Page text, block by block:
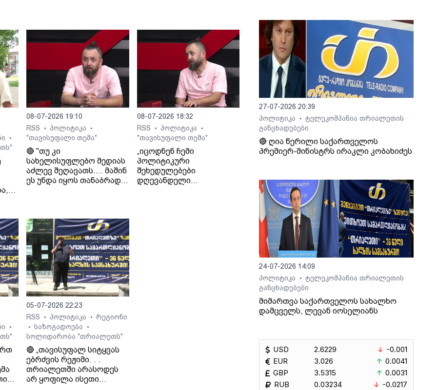
საქართველოს, ამერიკის, უკრაინისა და
ევროკავშირის დროშები. ადგილზე
მობილიზებულია პოლიცია.
•
08-07-2026 19:10
RSS
• პოლიტიკა •
"თავისუფალი თემა"
🔴 "თუ კი
სახელისუფლებო მედიას
აძლევ შეღავათს.... მაშინ
ეს უნდა იყოს თანაბრად
08-07-2026 18:32
RSS
• პოლიტიკა •
"თავისუფალი თემა"
„იცოდნენ ჩემი
პოლიტიკური
შეხედულებები
დღევანდელი
•
05-07-2026 22:23
RSS
• პოლიტიკა • რეგიონი
• საზოგადოება •
სოლიდარობა "თრიალეთს"
🔴 „თავისუფალ სიტყვას
ებრძვის რეჟიმი. . .
თრიალეთში არასოდეს
არ ყოფილა ისეთი
27-07-2026 20:39
პოლიტიკა
•
ტელეკომპანია თრიალეთის
განცხადებები
🔴 ღია წერილი საქართველოს
პრემიერ-მინისტრს ირაკლი კობახიძეს
24-07-2026 14:09
პოლიტიკა
•
ტელეკომპანია თრიალეთის
განცხადებები
მიმართვა საქართველოს სახალხო
დამცველს, ლევან იოსელიანს
USD
EUR
GBP
RUB
2.6229
3.026
3.5315
0.03234
-0.001
0.0041
0.0031
-0.0217